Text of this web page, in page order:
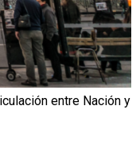
entre Nación y